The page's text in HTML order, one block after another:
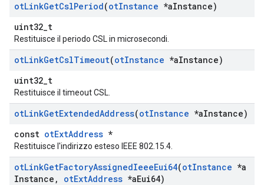
otLinkGetCslPeriod(otInstance *aInstance)
uint32_t
Restituisce il periodo CSL in microsecondi.
otLinkGetCslTimeout(otInstance *aInstance)
uint32_t
Restituisce il timeout CSL.
otLinkGetExtendedAddress(otInstance *aInstance)
const otExtAddress *
Restituisce l'indirizzo esteso IEEE 802.15.4.
otLinkGetFactoryAssignedIeeeEui64(otInstance *a
Instance , otExtAddress *aEui64)